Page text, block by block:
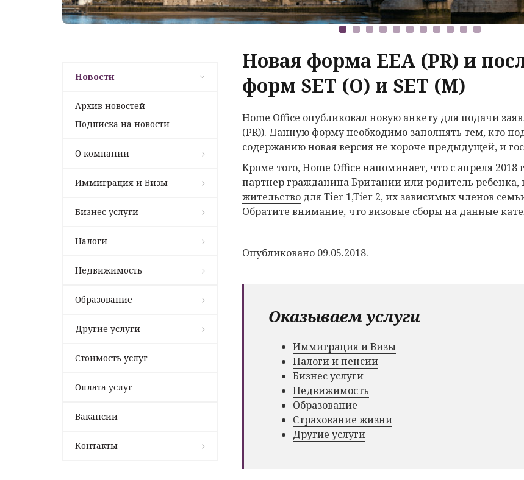
Новости
Архив новостей
Подписка на новости
О компании
Иммиграция и Визы
Бизнес услуги
Налоги
Недвижимость
Образование
Другие услуги
Стоимость услуг
Оплата услуг
Вакансии
Контакты
Новая форма EEA (PR) и
форм SET (O) и SET (M)
Home Office опубликовал новую анкету для подачи
(PR)). Данную форму необходимо заполнять тем, кто
содержанию новая версия не короче предыдущей, и
Кроме того, Home Office напоминает, что с апреля
партнер гражданина Британии или родитель ребенка,
жительство для Tier 1,Tier 2, их зависимых членов
Обратите внимание, что визовые сборы на данные
Опубликовано 09.05.2018.
Оказываем услуги
Иммиграция и Визы
Налоги и пенсии
Бизнес услуги
Недвижимость
Образование
Страхование жизни
Другие услуги